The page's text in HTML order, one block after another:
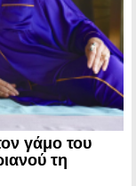
γάμο του
τη